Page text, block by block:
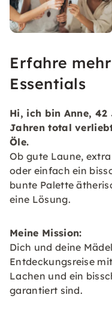
Erfahre
Essentials
Hi, ich bin Anne,
Jahren total
Öle.
Ob gute Laune,
oder einfach ein
bunte Palette
eine Lösung.
Meine Mission:
Dich und deine
Entdeckungsreise
Lachen und ein
garantiert sind.